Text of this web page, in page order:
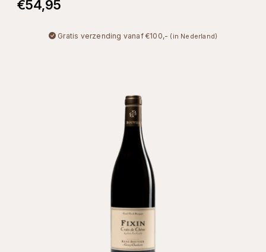
€54,95
Gratis verzending vanaf €100,- (in Nederland)